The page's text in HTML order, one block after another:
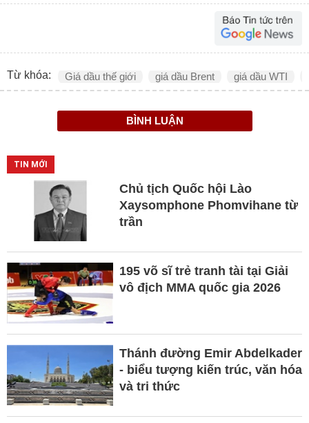
Từ khóa: Giá dầu thế giới giá dầu Brent giá dầu WTI
BÌNH LUẬN
TIN MỚI
Chủ tịch Quốc hội Lào
Xaysomphone Phomvihane từ
trần
195 võ sĩ trẻ tranh tài tại Giải
vô địch MMA quốc gia 2026
Thánh đường Emir Abdelkader
- biểu tượng kiến trúc, văn hóa
và tri thức